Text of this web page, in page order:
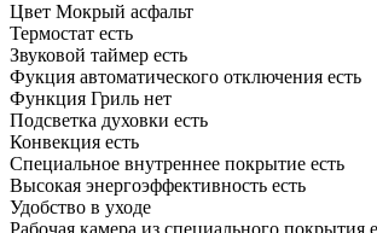
Цвет Мокрый асфальт
Термостат есть
Звуковой таймер есть
Фукция автоматического отключения есть
Функция Гриль нет
Подсветка духовки есть
Конвекция есть
Специальное внутреннее покрытие есть
Высокая энергоэффективность есть
Удобство в уходе